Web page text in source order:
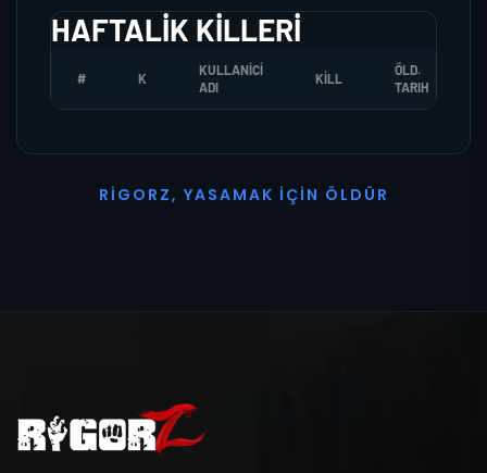
HAFTALIK KILLERI
# K
KULLANICI
ADI
KILL
ÖLD.
TARIH
R I G O R Z, YASAMAK İ ÇI N Ö L D Ü R